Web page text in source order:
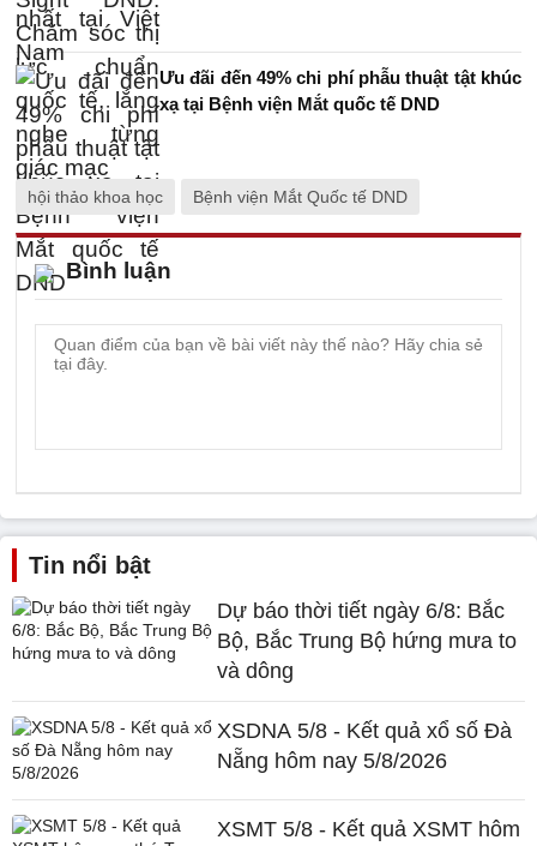
Ưu đãi đến 49% chi phí phẫu thuật tật khúc
xạ tại Bệnh viện Mắt quốc tế DND
hội thảo khoa học Bệnh viện Mắt Quốc tế DND
Bình luận
Tin nổi bật
Dự báo thời tiết ngày 6/8: Bắc
Bộ, Bắc Trung Bộ hứng mưa to
và dông
XSDNA 5/8 - Kết quả xổ số Đà
Nẵng hôm nay 5/8/2026
XSMT 5/8 - Kết quả XSMT hôm